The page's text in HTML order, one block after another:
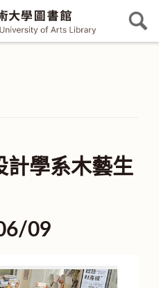
計學系木藝生
09